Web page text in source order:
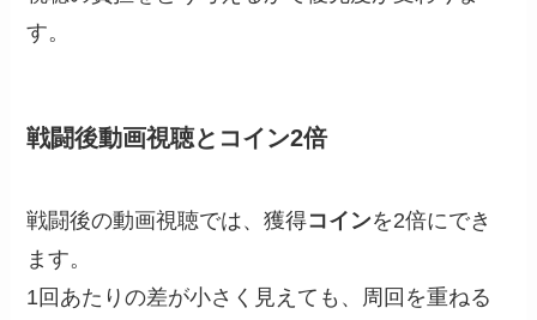
す。
戦闘後動画視聴とコイン2倍
戦闘後の動画視聴では、獲得コインを2倍にでき
ます。
1回あたりの差が小さく見えても、周回を重ねる